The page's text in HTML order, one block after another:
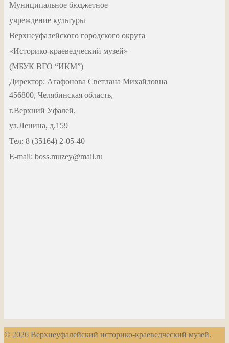
Муниципальное бюджетное
учреждение культуры
Верхнеуфалейского городского округа
«Историко-краеведческий музей»
(МБУК ВГО “ИКМ”)
Директор: Агафонова Светлана Михайловна
456800, Челябинская область,
г.Верхний Уфалей,
ул.Ленина, д.159
Тел: 8 (35164) 2-05-40
Е-mail: boss.muzey@mail.ru
© 2026 Верхнеуфалейский историко-краеведческий музей.